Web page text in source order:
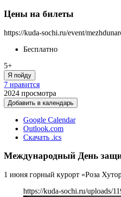
Цены на билеты
https://kuda-sochi.ru/event/
Бесплатно
5+
Я пойду
7 нравится
2024 просмотра
Добавить в календарь
Google Calendar
Outlook.com
Скачать .ics
Международный День
1 июня горный курорт «Роза
https://kuda-sochi.ru/uploads/